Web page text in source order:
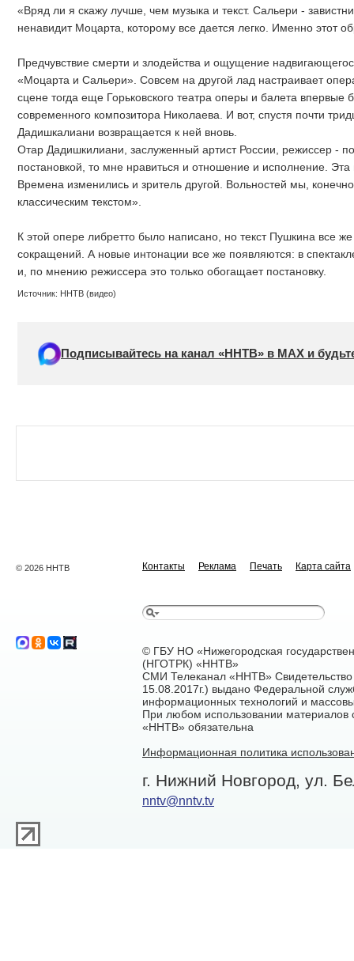
«Вряд ли я скажу лучше, чем музыка и текст. Сальери -
ненавидит Моцарта, которому все дается легко. Именно этот
Предчувствие смерти и злодейства и ощущение
«Моцарта и Сальери». Совсем на другой лад настраивает
сцене тогда еще Горьковского театра оперы и балета впервые
современного композитора Николаева. И вот, спустя почти
Дадишкалиани возвращается к ней вновь.
Отар Дадишкилиани, заслуженный артист России, режиссер -
постановкой, то мне нравиться и отношение и исполнение.
Времена изменились и зритель другой. Вольностей мы,
классическим текстом».
К этой опере либретто было написано, но текст Пушкина все
сокращений. А новые интонации все же появляются: в
и, по мнению режиссера это только обогащает постановку.
Источник: ННТВ (видео)
Подписывайтесь на канал «ННТВ» в МАХ и
© 2026 ННТВ Контакты Реклама Печать Карта сайта
© ГБУ НО «Нижегородская
(НГОТРК) «ННТВ»
СМИ Телеканал «ННТВ»
15.08.2017г.) выдано Федеральной
информационных технологий и
При любом использовании материалов
«ННТВ» обязательна
Информационная политика
г. Нижний Новгород, ул.
nntv@nntv.tv